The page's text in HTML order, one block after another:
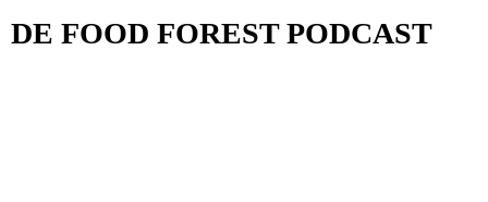
DE FOOD FOREST PODCAST